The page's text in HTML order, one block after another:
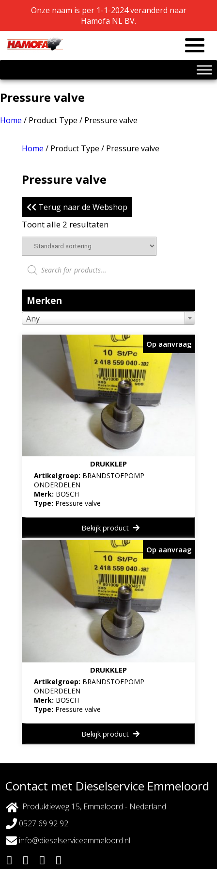
Onze naam is per 1-1-2024 veranderd naar
Hamofa NL BV.
Onze naam is per 1-1-2024 veranderd naar
Hamofa NL BV.
Pressure valve
Home / Product Type / Pressure valve
Home / Product Type / Pressure valve
Pressure valve
Terug naar de Webshop
Toont alle 2 resultaten
Producten zoeken
Merken
Any
DRUKKLEP
Artikelgroep: BRANDSTOFPOMP
ONDERDELEN
Merk: BOSCH
Type: Pressure valve
Op aanvraag
Bekijk product
DRUKKLEP
Artikelgroep: BRANDSTOFPOMP
ONDERDELEN
Merk: BOSCH
Type: Pressure valve
Op aanvraag
Bekijk product
Contact met Dieselservice Emmeloord
Produktieweg 15, Emmeloord - Nederland
0527 69 92 92
info@dieselserviceemmeloord.nl